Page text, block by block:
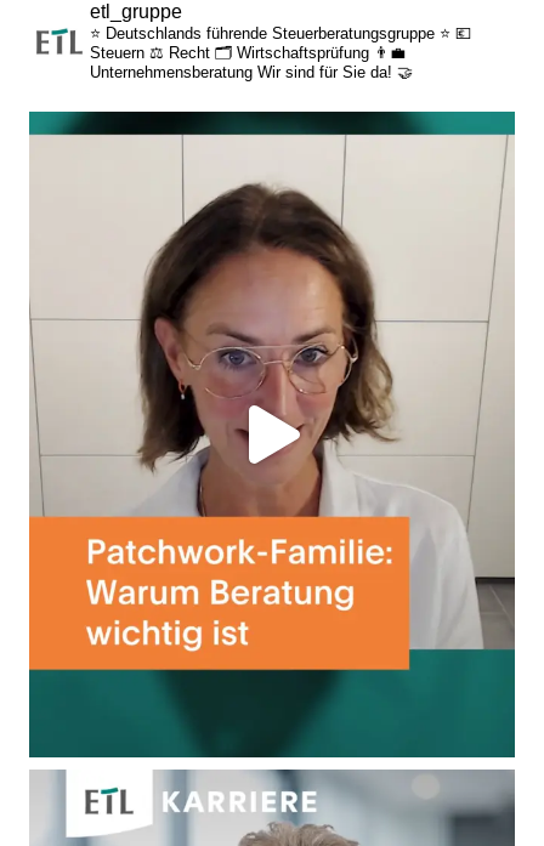
etl_gruppe
⭐ Deutschlands führende Steuerberatungsgruppe ⭐ 💶
Steuern ⚖️ Recht 🗂️ Wirtschaftsprüfung 👨‍💼
Unternehmensberatung Wir sind für Sie da! 🤝